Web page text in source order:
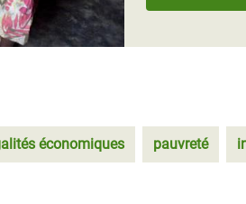
économiques pauvreté